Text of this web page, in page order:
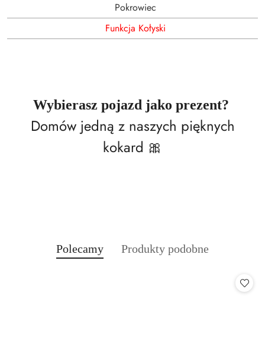
Pokrowiec
Funkcja Kołyski
Wybierasz pojazd jako prezent?
Domów jedną z naszych pięknych
kokard 🎀
Pomiń karuzelę produktów
Produkty
Polecamy
Produkty
Produkty podobne